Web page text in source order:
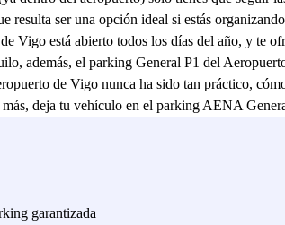
resulta ser una opción ideal si estás
Vigo está abierto todos los días del año, y te
además, el parking General P1 del
de Vigo nunca ha sido tan práctico,
deja tu vehículo en el parking AENA
garantizada